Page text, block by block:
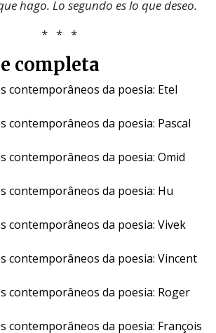
hago. Lo segundo es lo que deseo.
* * *
completa
contemporâneos da poesia: Etel
contemporâneos da poesia: Pascal
contemporâneos da poesia: Omid
contemporâneos da poesia: Hu
contemporâneos da poesia: Vivek
contemporâneos da poesia: Vincent
contemporâneos da poesia: Roger
contemporâneos da poesia: François